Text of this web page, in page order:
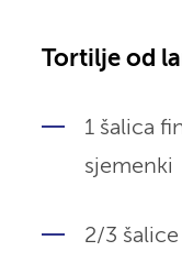
Tortilje od
1 šalica
sjemenki
2/3